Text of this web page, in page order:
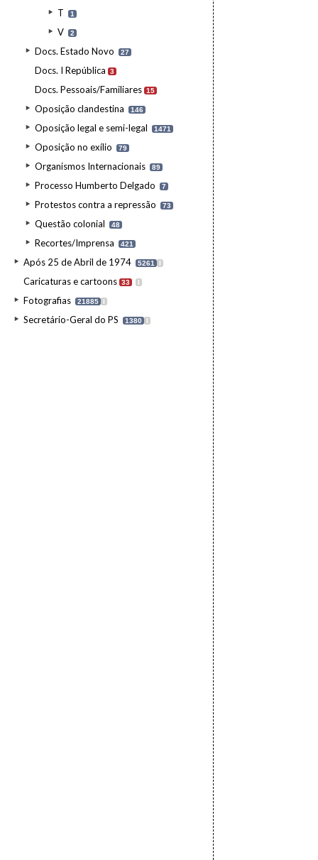
T 1
V 2
Docs. Estado Novo 27
Docs. I República 3
Docs. Pessoais/Familiares 15
Oposição clandestina 146
Oposição legal e semi-legal 1471
Oposição no exílio 79
Organismos Internacionais 89
Processo Humberto Delgado 7
Protestos contra a repressão 73
Questão colonial 48
Recortes/Imprensa 421
Após 25 de Abril de 1974 5261 I
Caricaturas e cartoons 33 I
Fotografias 21885 I
Secretário-Geral do PS 1380 I